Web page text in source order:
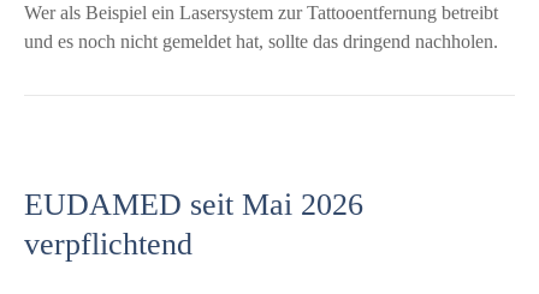
Wer als Beispiel ein Lasersystem zur Tattooentfernung betreibt
und es noch nicht gemeldet hat, sollte das dringend nachholen.
EUDAMED seit Mai 2026
verpflichtend